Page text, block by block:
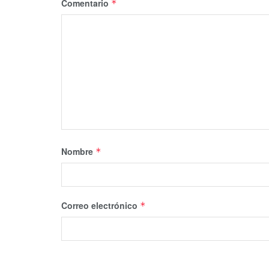
Comentario *
Nombre *
Correo electrónico *